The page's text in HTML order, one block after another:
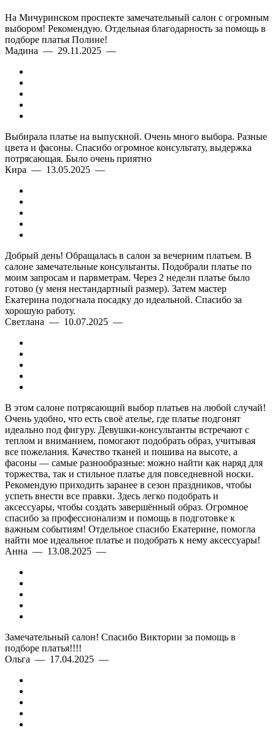
Элегантный фасон А-силуэта (ампир)
Материалы высокого качества
Цветовая гамма
синим платьем с
цветами
синим кружевным платьем
На Мичуринском проспекте замечательный салон с огромным
выбором! Рекомендую. Отдельная благодарность за помощь в
подборе платья Полине!
Мадина — 29.11.2025 —
Выбирала платье на выпускной. Очень много выбора. Разные
цвета и фасоны. Спасибо огромное консультату, выдержка
потрясающая. Было очень приятно
Кира — 13.05.2025 —
Добрый день! Обращалась в салон за вечерним платьем. В
салоне замечательные консультанты. Подобрали платье по
моим запросам и парвметрам. Через 2 недели платье было
готово (у меня нестандартный размер). Затем мастер
Екатерина подогнала посадку до идеальной. Спасибо за
хорошую работу.
Светлана — 10.07.2025 —
В этом салоне потрясающий выбор платьев на любой случай!
Очень удобно, что есть своё ателье, где платье подгонят
идеально под фигуру. Девушки-консультанты встречают с
теплом и вниманием, помогают подобрать образ, учитывая
все пожелания. Качество тканей и пошива на высоте, а
фасоны — самые разнообразные: можно найти как наряд для
торжества, так и стильное платье для повседневной носки.
Рекомендую приходить заранее в сезон праздников, чтобы
успеть внести все правки. Здесь легко подобрать и
аксессуары, чтобы создать завершённый образ. Огромное
спасибо за профессионализм и помощь в подготовке к
важным событиям! Отдельное спасибо Екатерине, помогла
найти мое идеальное платье и подобрать к нему аксессуары!
Анна — 13.08.2025 —
Замечательный салон! Спасибо Виктории за помощь в
подборе платья!!!!
Ольга — 17.04.2025 —